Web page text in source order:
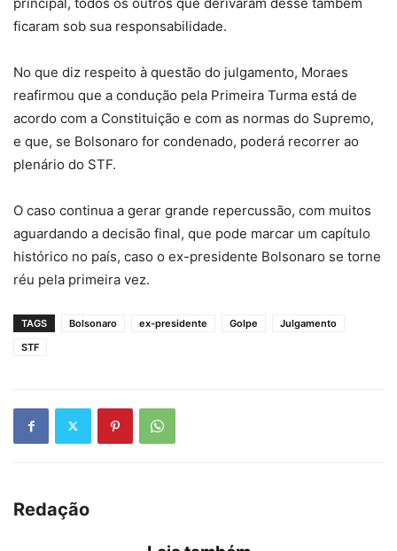
ficaram sob sua responsabilidade.
No que diz respeito à questão do julgamento, Moraes
reafirmou que a condução pela Primeira Turma está de
acordo com a Constituição e com as normas do Supremo,
e que, se Bolsonaro for condenado, poderá recorrer ao
plenário do STF.
O caso continua a gerar grande repercussão, com muitos
aguardando a decisão final, que pode marcar um capítulo
histórico no país, caso o ex-presidente Bolsonaro se torne
réu pela primeira vez.
TAGS Bolsonaro ex-presidente Golpe
Julgamento
STF
Redação